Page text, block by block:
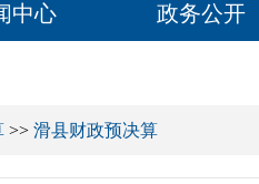
中心 政务公开
>> 滑县财政预决算